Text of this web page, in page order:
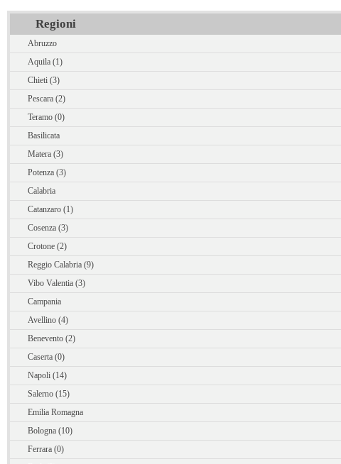
Regioni
Abruzzo
Aquila (1)
Chieti (3)
Pescara (2)
Teramo (0)
Basilicata
Matera (3)
Potenza (3)
Calabria
Catanzaro (1)
Cosenza (3)
Crotone (2)
Reggio Calabria (9)
Vibo Valentia (3)
Campania
Avellino (4)
Benevento (2)
Caserta (0)
Napoli (14)
Salerno (15)
Emilia Romagna
Bologna (10)
Ferrara (0)